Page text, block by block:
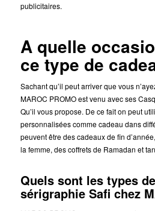
publicitaires.
A quelle
ce type de
Sachant qu’il peut arriver que vous
MAROC PROMO est venu avec ses
Qu’il vous propose. De ce fait on peut
personnalisées comme cadeau dans
peuvent être des cadeaux de fin
la femme, des coffrets de Ramadan et
Quels sont les types
sérigraphie Safi chez